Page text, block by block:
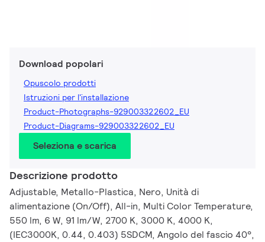
Download popolari
Opuscolo prodotti
Istruzioni per l'installazione
Product-Photographs-929003322602_EU
Product-Diagrams-929003322602_EU
Seleziona e scarica
Descrizione prodotto
Adjustable, Metallo-Plastica, Nero, Unità di
alimentazione (On/Off), All-in, Multi Color Temperature,
550 lm, 6 W, 91 lm/W, 2700 K, 3000 K, 4000 K,
(IEC3000K, 0.44, 0.403) 5SDCM, Angolo del fascio 40°,